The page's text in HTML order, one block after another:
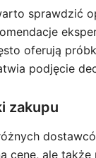
sprawdzić
oferują
podjęcie
zakupu
cenę, ale także